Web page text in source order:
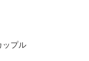
ップル